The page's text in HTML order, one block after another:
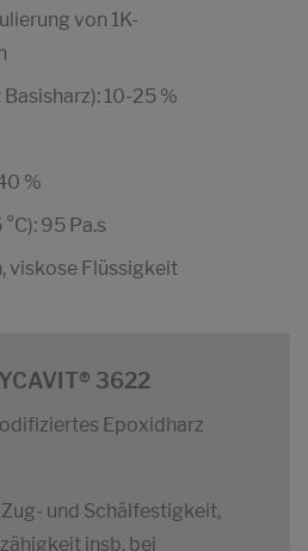
von 1K-
10-25 %
%
95 Pa.s
viskose Flüssigkeit
3622
Epoxidharz
und Schälfestigkeit,
insb. bei